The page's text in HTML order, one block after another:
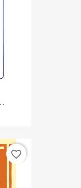
favorite_border